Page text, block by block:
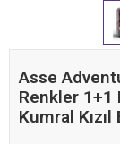
Asse
Renkler 1+1
Kumral Kızıl